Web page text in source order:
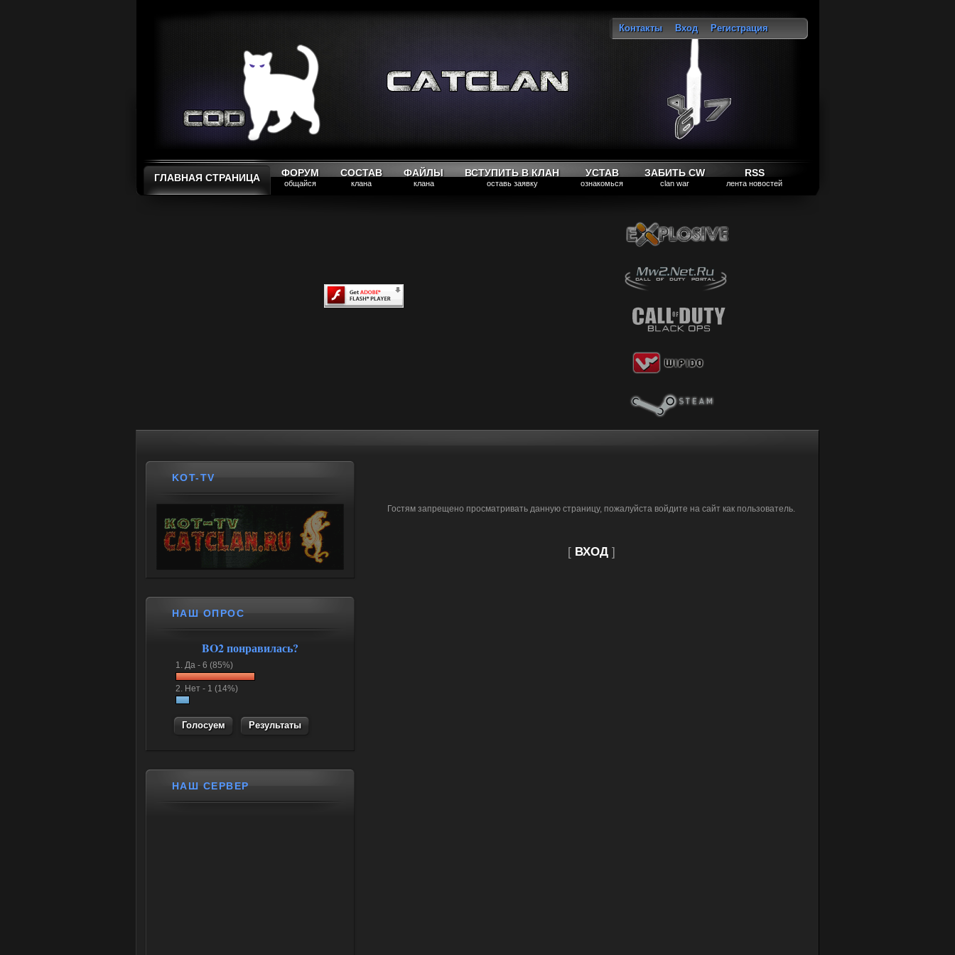
Контакты Вход
Регистрация
ГЛАВНАЯ СТРАНИЦА ФОРУМ
общайся
СОСТАВ
клана
ФАЙЛЫ
клана
ВСТУПИТЬ В КЛАН
оставь заявку
УСТАВ
ознакомься
ЗАБИТЬ CW
clan war
RSS
лента новостей
Гостям запрещено просматривать данную страницу, пожалуйста войдите на сайт как пользователь.
[ ВХОД]
KOT-TV
НАШ ОПРОС
BO2 понравилась?
1. Да - 6 (85%)
2. Нет - 1 (14%)
Результаты
НАШ СЕРВЕР